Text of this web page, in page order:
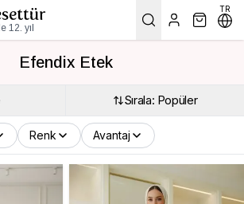
12. yıl
TR
Efendix Etek
Sırala: Popüler
Renk Avantaj